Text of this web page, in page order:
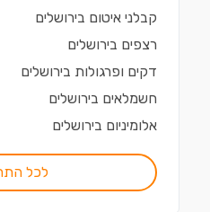
קבלני איטום בירושלים
רצפים בירושלים
דקים ופרגולות בירושלים
חשמלאים בירושלים
אלומיניום בירושלים
לכל